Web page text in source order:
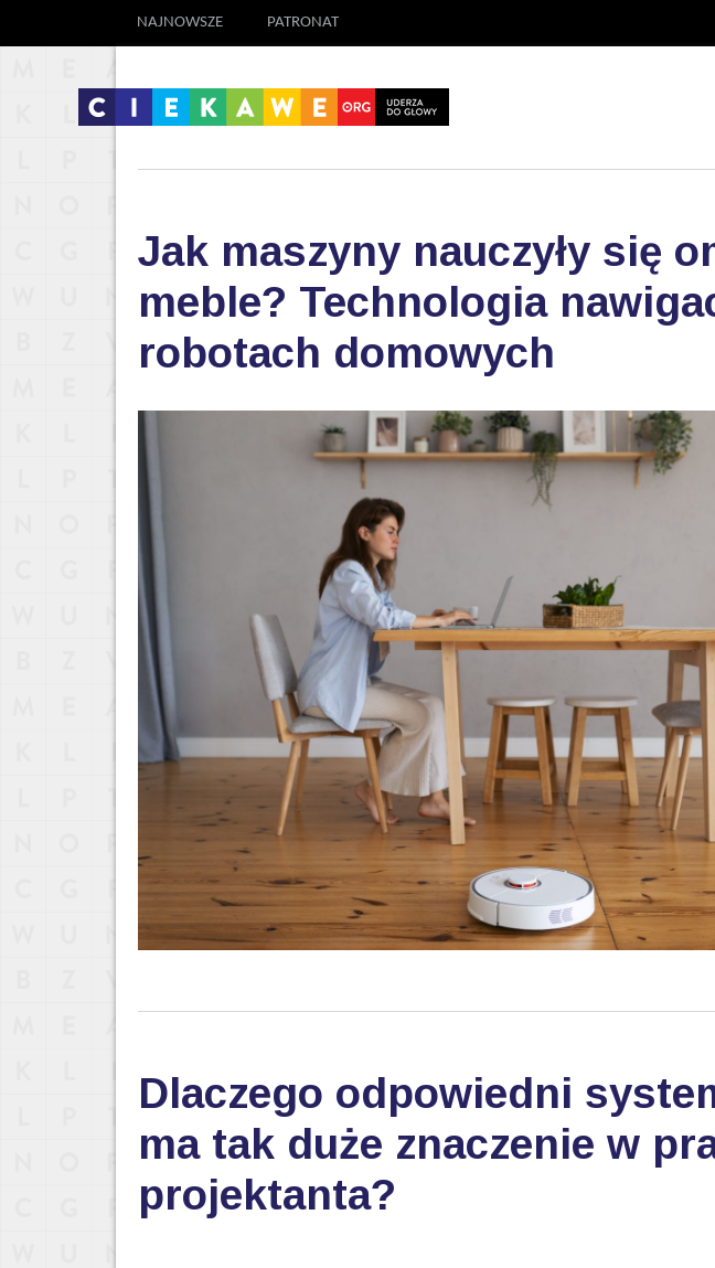
NAJNOWSZE PATRONAT
Jak maszyny nauczyły się
meble? Technologia
robotach domowych
Dlaczego odpowiedni
ma tak duże znaczenie w
projektanta?